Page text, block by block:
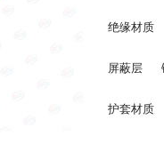
绝缘材质
屏蔽层
护套材质